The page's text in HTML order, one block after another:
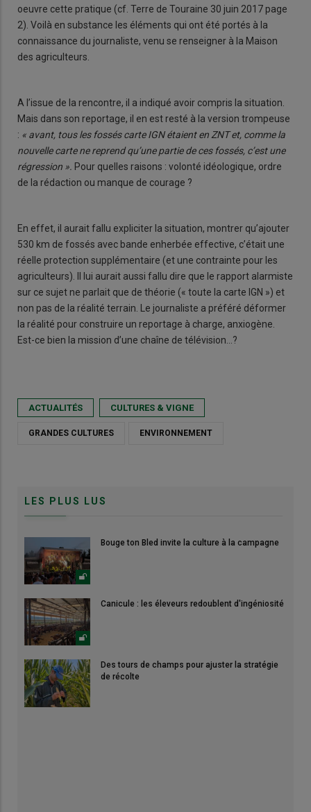
oeuvre cette pratique (cf. Terre de Touraine 30 juin 2017 page
2). Voilà en substance les éléments qui ont été portés à la
connaissance du journaliste, venu se renseigner à la Maison
des agriculteurs.
A l’issue de la rencontre, il a indiqué avoir compris la situation.
Mais dans son reportage, il en est resté à la version trompeuse
: « avant, tous les fossés carte IGN étaient en ZNT et, comme la
nouvelle carte ne reprend qu’une partie de ces fossés, c’est une
régression ». Pour quelles raisons : volonté idéologique, ordre
de la rédaction ou manque de courage ?
En effet, il aurait fallu expliciter la situation, montrer qu’ajouter
530 km de fossés avec bande enherbée effective, c’était une
réelle protection supplémentaire (et une contrainte pour les
agriculteurs). Il lui aurait aussi fallu dire que le rapport alarmiste
sur ce sujet ne parlait que de théorie (« toute la carte IGN ») et
non pas de la réalité terrain. Le journaliste a préféré déformer
la réalité pour construire un reportage à charge, anxiogène.
Est-ce bien la mission d’une chaîne de télévision…?
ACTUALITÉS CULTURES & VIGNE
GRANDES CULTURES ENVIRONNEMENT
LES PLUS LUS
Bouge ton Bled invite la culture à la campagne
Canicule : les éleveurs redoublent d'ingéniosité
Des tours de champs pour ajuster la stratégie
de récolte